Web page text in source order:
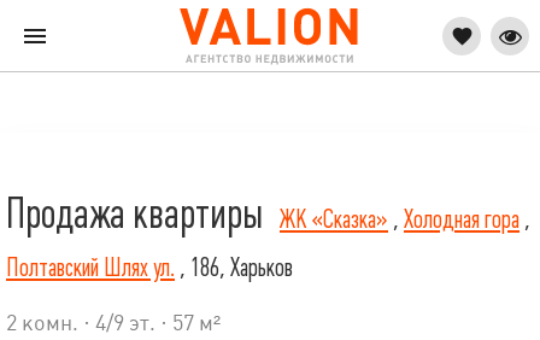
Продажа квартиры ЖК «Сказка» , Холодная гора ,
Полтавский Шлях ул. , 186, Харьков
2 комн. · 4/9 эт. · 57 м²